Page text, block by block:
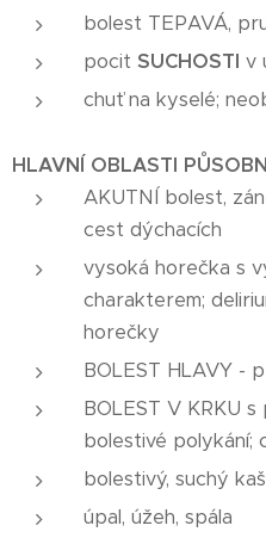
bolest TEPAVÁ,
pocit SUCHOSTI v
chuť na kyselé;
HLAVNÍ OBLASTI
AKUTNÍ bolest,
cest dýchacích
vysoká horečka s
charakterem;
horečky
BOLEST HLAVY -
BOLEST V KRKU
bolestivé polykání;
bolestivý, suchý
úpal, úžeh, spála